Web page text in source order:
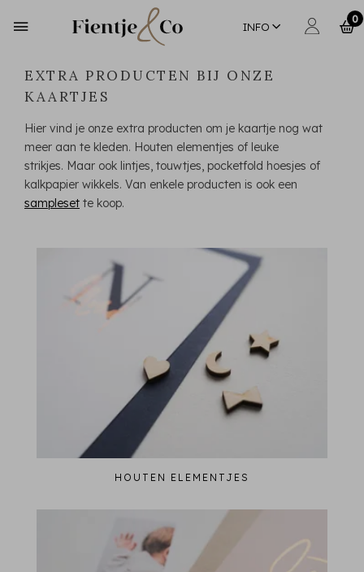
INFO
0
EXTRA PRODUCTEN BIJ ONZE
KAARTJES
Hier vind je onze extra producten om je kaartje nog wat
meer aan te kleden. Houten elementjes of leuke
strikjes. Maar ook lintjes, touwtjes, pocketfold hoesjes of
kalkpapier wikkels. Van enkele producten is ook een
sampleset te koop.
HOUTEN ELEMENTJES